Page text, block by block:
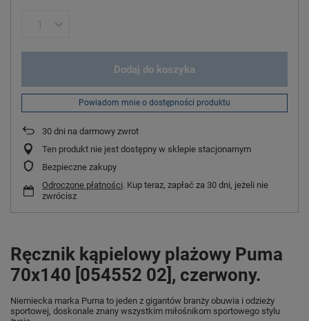
Dodaj do koszyka
Powiadom mnie o dostępności produktu
30 dni na darmowy zwrot
Ten produkt nie jest dostępny w sklepie stacjonarnym
Bezpieczne zakupy
Odroczone płatności. Kup teraz, zapłać za 30 dni, jeżeli nie
zwrócisz
Ręcznik kąpielowy plażowy Puma
70x140 [054552 02], czerwony.
Niemiecka marka Puma to jeden z gigantów branży obuwia i odzieży
sportowej, doskonale znany wszystkim miłośnikom sportowego stylu